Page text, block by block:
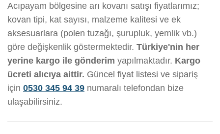
Acıpayam bölgesine arı kovanı satışı fiyatlarımız;
kovan tipi, kat sayısı, malzeme kalitesi ve ek
aksesuarlara (polen tuzağı, şurupluk, yemlik vb.)
göre değişkenlik göstermektedir. Türkiye'nin her
yerine kargo ile gönderim yapılmaktadır. Kargo
ücreti alıcıya aittir. Güncel fiyat listesi ve sipariş
için 0530 345 94 39 numaralı telefondan bize
ulaşabilirsiniz.